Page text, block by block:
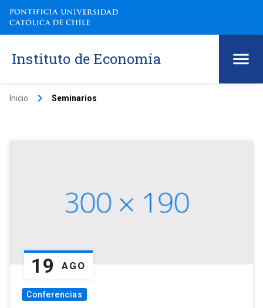
Instituto de Economía
Inicio keyboard_arrow_right Seminarios
19 AGO
Conferencias